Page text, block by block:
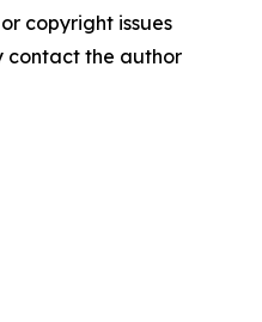
copyright issues
contact the author